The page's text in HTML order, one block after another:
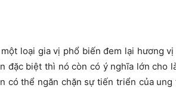
loại gia vị phổ biến đem lại hương
đặc biệt thì nó còn có ý nghĩa lớn cho
có thể ngăn chặn sự tiến triển của